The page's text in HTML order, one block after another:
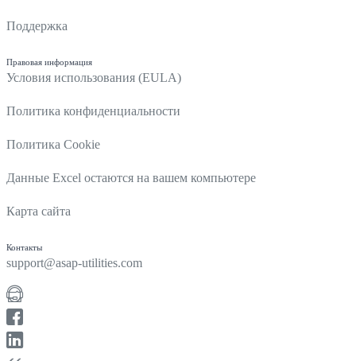
Поддержка
Правовая информация
Условия использования (EULA)
Политика конфиденциальности
Политика Cookie
Данные Excel остаются на вашем компьютере
Карта сайта
Контакты
support@asap-utilities.com